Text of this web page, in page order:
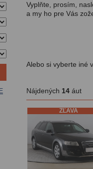
Vyplňte, prosím,
a my ho pre Vás
Alebo si vyberte iné
Nájdených 14áut
ZĽAVA